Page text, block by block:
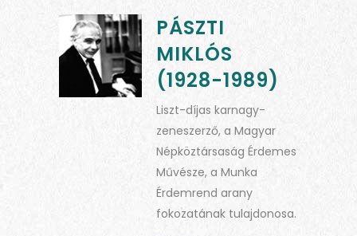
PÁSZTI
MIKLÓS
(1928-1989)
Liszt-díjas karnagy-
zeneszerző, a Magyar
Népköztársaság Érdemes
Művésze, a Munka
Érdemrend arany
fokozatának tulajdonosa.